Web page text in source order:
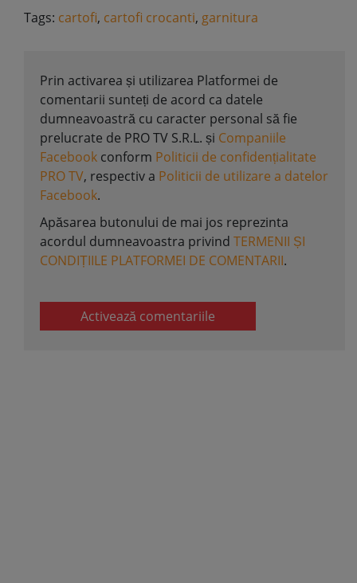
Tags: cartofi, cartofi crocanti, garnitura
Prin activarea și utilizarea Platformei de
comentarii sunteți de acord ca datele
dumneavoastră cu caracter personal să fie
prelucrate de PRO TV S.R.L. și Companiile
Facebook conform Politicii de confidențialitate
PRO TV, respectiv a Politicii de utilizare a datelor
Facebook.
Apăsarea butonului de mai jos reprezinta
acordul dumneavoastra privind TERMENII ȘI
CONDIȚIILE PLATFORMEI DE COMENTARII.
Activează comentariile